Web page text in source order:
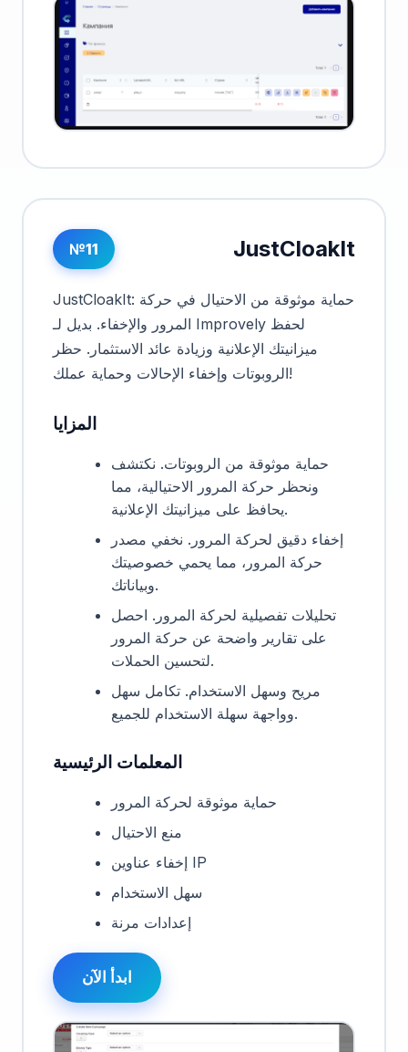
№11 JustCloakIt
JustCloakIt: حماية موثوقة من الاحتيال في حركة
المرور والإخفاء. بديل لـ Improvely لحفظ
ميزانيتك الإعلانية وزيادة عائد الاستثمار. حظر
الروبوتات وإخفاء الإحالات وحماية عملك!
المزايا
حماية موثوقة من الروبوتات. نكتشف
ونحظر حركة المرور الاحتيالية، مما
يحافظ على ميزانيتك الإعلانية.
إخفاء دقيق لحركة المرور. نخفي مصدر
حركة المرور، مما يحمي خصوصيتك
وبياناتك.
تحليلات تفصيلية لحركة المرور. احصل
على تقارير واضحة عن حركة المرور
لتحسين الحملات.
مريح وسهل الاستخدام. تكامل سهل
وواجهة سهلة الاستخدام للجميع.
المعلمات الرئيسية
حماية موثوقة لحركة المرور
منع الاحتيال
إخفاء عناوين IP
سهل الاستخدام
إعدادات مرنة
ابدأ الآن